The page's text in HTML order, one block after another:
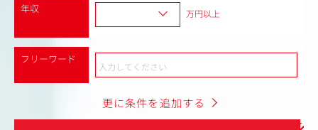
年収 万円以上
フリーワード
更に条件を追加する